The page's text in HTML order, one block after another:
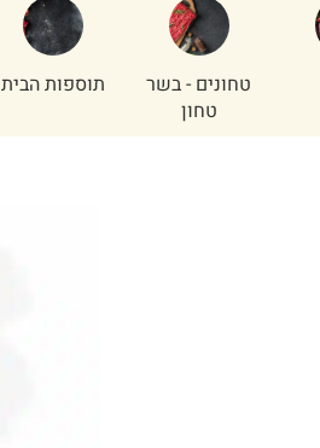
טחונים - בשר
טחון
תוספות הבית